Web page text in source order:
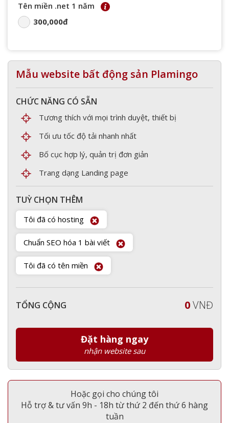
Tên miền .net 1 năm
300,000đ
Mẫu website bất động sản Plamingo
CHỨC NĂNG CÓ SẴN
Tương thích với mọi trình duyệt, thiết bị
Tối ưu tốc độ tải nhanh nhất
Bố cục hợp lý, quản trị đơn giản
Trang dạng Landing page
TUỲ CHỌN THÊM
Tôi đã có hosting
Chuẩn SEO hóa 1 bài viết
Tôi đã có tên miền
TỔNG CỘNG 0VNĐ
Đặt hàng ngay
nhận website sau
Hoặc gọi cho chúng tôi
Hỗ trợ & tư vấn 9h - 18h từ thứ 2 đến thứ 6 hàng
tuần